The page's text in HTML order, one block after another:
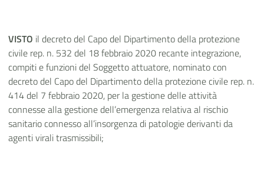
VISTO il decreto del Capo del Dipartimento della protezione
civile rep. n. 532 del 18 febbraio 2020 recante integrazione,
compiti e funzioni del Soggetto attuatore, nominato con
decreto del Capo del Dipartimento della protezione civile rep. n.
414 del 7 febbraio 2020, per la gestione delle attività
connesse alla gestione dell’emergenza relativa al rischio
sanitario connesso all’insorgenza di patologie derivanti da
agenti virali trasmissibili;